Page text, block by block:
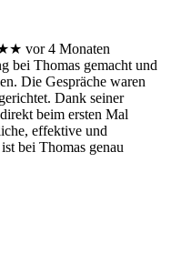
vor 4 Monaten
bei Thomas gemacht und
Die Gespräche waren
Dank seiner
beim ersten Mal
effektive und
bei Thomas genau